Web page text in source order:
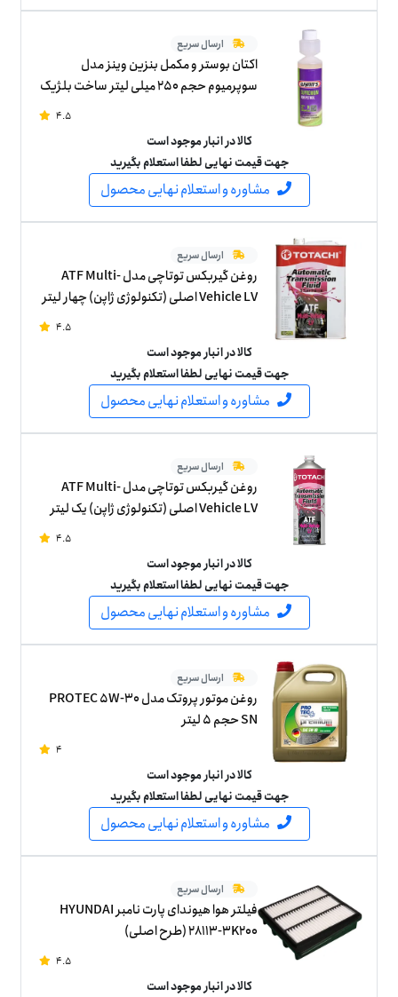
ارسال سریع
اکتان بوستر و مکمل بنزین وینز مدل
سوپرمیوم حجم 250 میلی لیتر ساخت بلژیک
4.5
کالا در انبار موجود است
جهت قیمت نهایی لطفا استعلام بگیرید
مشاوره و استعلام نهایی محصول
ارسال سریع
روغن گیربکس توتاچی مدل ATF Multi-
Vehicle LV اصلی (تکنولوژی ژاپن) چهار لیتر
4.5
کالا در انبار موجود است
جهت قیمت نهایی لطفا استعلام بگیرید
مشاوره و استعلام نهایی محصول
ارسال سریع
روغن گیربکس توتاچی مدل ATF Multi-
Vehicle LV اصلی (تکنولوژی ژاپن) یک لیتر
4.5
کالا در انبار موجود است
جهت قیمت نهایی لطفا استعلام بگیرید
مشاوره و استعلام نهایی محصول
ارسال سریع
روغن موتور پروتک مدل PROTEC 5W-30
SN حجم 5 لیتر
4
کالا در انبار موجود است
جهت قیمت نهایی لطفا استعلام بگیرید
مشاوره و استعلام نهایی محصول
ارسال سریع
فیلتر هوا هیوندای پارت نامبر HYUNDAI
28113-3K200 (طرح اصلی)
4.5
کالا در انبار موجود است